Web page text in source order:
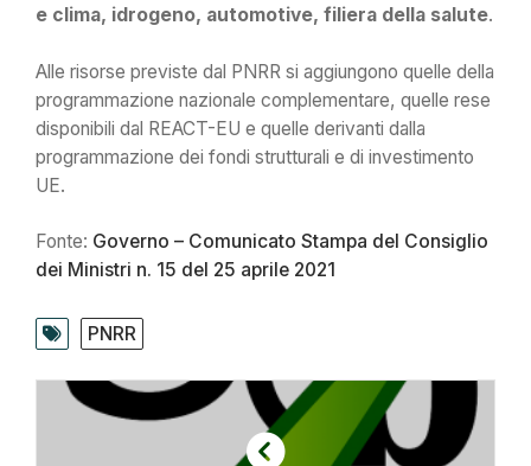
e clima, idrogeno, automotive, filiera della salute.
Alle risorse previste dal PNRR si aggiungono quelle della
programmazione nazionale complementare, quelle rese
disponibili dal REACT-EU e quelle derivanti dalla
programmazione dei fondi strutturali e di investimento
UE.
Fonte: Governo – Comunicato Stampa del Consiglio
dei Ministri n. 15 del 25 aprile 2021
PNRR